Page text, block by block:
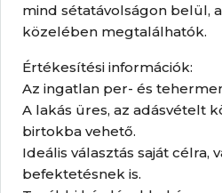
mind sétatávolságon belül,
közelében megtalálhatók.
Értékesítési információk:
Az ingatlan per- és
A lakás üres, az adásvételt
birtokba vehető.
Ideális választás saját célra,
befektetésnek is.